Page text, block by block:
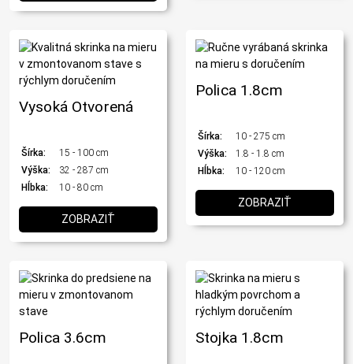
Vysoká Otvorená
Šírka:
15 - 100 cm
Výška:
32 - 287 cm
Hĺbka:
10 - 80 cm
ZOBRAZIŤ
Polica 1.8cm
Šírka:
10 - 275 cm
Výška:
1.8 - 1.8 cm
Hĺbka:
10 - 120 cm
ZOBRAZIŤ
Polica 3.6cm Stojka 1.8cm